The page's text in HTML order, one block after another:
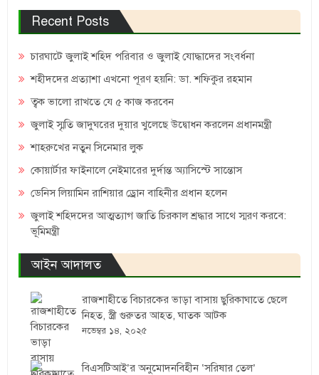
Recent Posts
চারঘাটে জুলাই শহিদ পরিবার ও জুলাই যোদ্ধাদের সংবর্ধনা
শহীদদের প্রত্যাশা এখনো পূরণ হয়নি: ডা. শফিকুর রহমান
ত্বক ভালো রাখতে যে ৫ কাজ করবেন
জুলাই স্মৃতি জাদুঘরের দুয়ার খুলেছে উদ্বোধন করলেন প্রধানমন্ত্রী
শাহরুখের নতুন সিনেমার লুক
কোয়ার্টার ফাইনালে নেইমারের দুর্দান্ত অ্যাসিস্টে সান্তোস
ডেনিস লিয়ামিন রাশিয়ার ড্রোন বাহিনীর প্রধান হলেন
জুলাই শহিদদের আত্মত্যাগ জাতি চিরকাল শ্রদ্ধার সাথে স্মরণ করবে:
ভূমিমন্ত্রী
আইন আদালত
রাজশাহীতে বিচারকের ভাড়া বাসায় ছুরিকাঘাতে ছেলে
নিহত, স্ত্রী গুরুতর আহত, ঘাতক আটক
নভেম্বর ১৪, ২০২৫
বিএসটিআই’র অনুমোদনবিহীন ‘সরিষার তেল’